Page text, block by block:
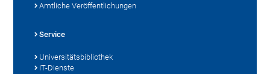
Amtliche Veröffentlichungen
Service
Universitätsbibliothek
IT-Dienste